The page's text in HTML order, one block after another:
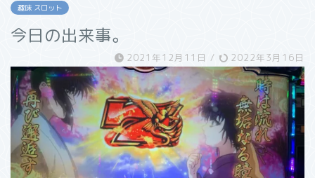
趣味 スロット
今日の出来事。
2021年12月11日 / 2022年3月16日